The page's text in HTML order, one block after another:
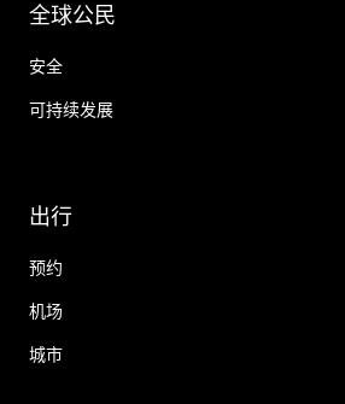
全球公民
安全
可持续发展
出行
预约
机场
城市